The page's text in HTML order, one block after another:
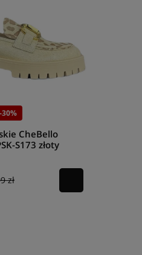
-30%
CheBello
S173 złoty
zł